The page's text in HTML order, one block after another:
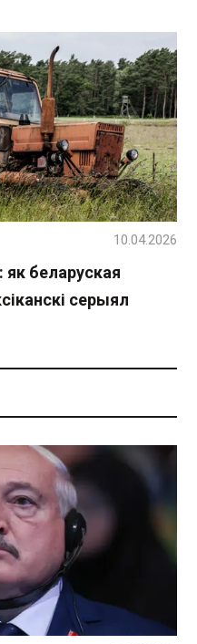
як беларуская
серыял
10.04.2026